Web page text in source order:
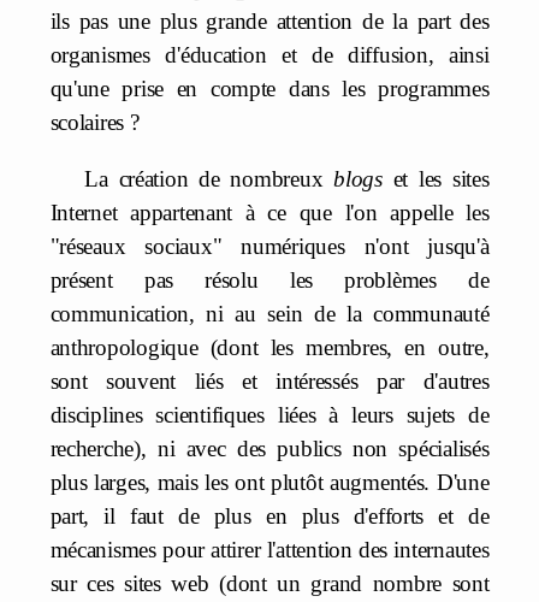
ils pas une plus grande attention de la part des
organismes d'éducation et de diffusion, ainsi
qu'une prise en compte dans les programmes
scolaires ?
La création de nombreux blogset les sites
Internet appartenant à ce que l'on appelle les
"réseaux sociaux" numériques n'ont jusqu'à
présent pas résolu les problèmes de
communication, ni au sein de la communauté
anthropologique (dont les membres, en outre,
sont souvent liés et intéressés par d'autres
disciplines scientifiques liées à leurs sujets de
recherche), ni avec des publics non spécialisés
plus larges, mais les ont plutôt augmentés. D'une
part, il faut de plus en plus d'efforts et de
mécanismes pour attirer l'attention des internautes
sur ces sites web (dont un grand nombre sont